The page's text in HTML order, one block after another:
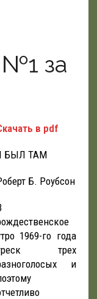
за
в pdf
БЫЛ ТАМ
Б. Роубсон
1969-го года
трех
и